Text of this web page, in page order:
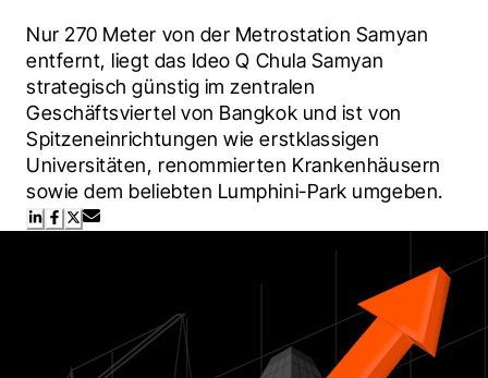
Nur 270 Meter von der Metrostation Samyan
entfernt, liegt das Ideo Q Chula Samyan
strategisch günstig im zentralen
Geschäftsviertel von Bangkok und ist von
Spitzeneinrichtungen wie erstklassigen
Universitäten, renommierten Krankenhäusern
sowie dem beliebten Lumphini-Park umgeben.